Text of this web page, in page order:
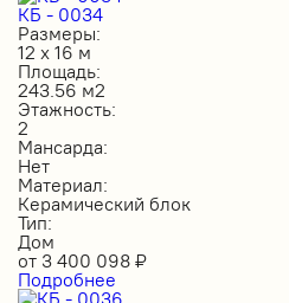
КБ - 0034
Размеры:
12 х 16 м
Площадь:
243.56 м2
Этажность:
2
Мансарда:
Нет
Материал:
Керамический блок
Тип:
Дом
от 3 400 098 ₽
Подробнее